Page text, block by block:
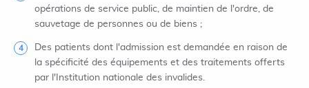
opérations de service public, de maintien de l'ordre, de
sauvetage de personnes ou de biens ;
Des patients dont l'admission est demandée en raison de
la spécificité des équipements et des traitements offerts
par l'Institution nationale des invalides.